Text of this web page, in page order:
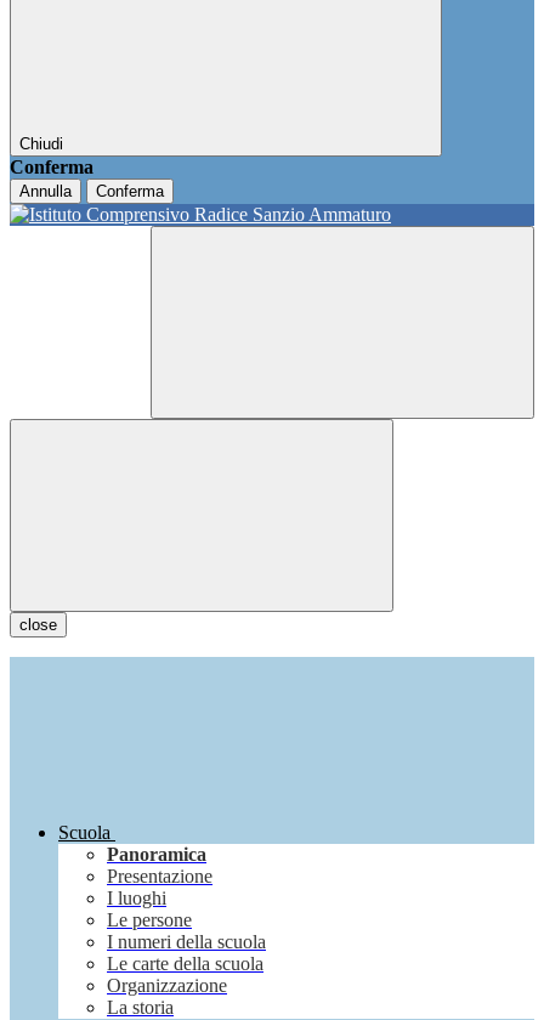
Chiudi
Conferma
Annulla Conferma
close
Scuola
Panoramica
Presentazione
I luoghi
Le persone
I numeri della scuola
Le carte della scuola
Organizzazione
La storia